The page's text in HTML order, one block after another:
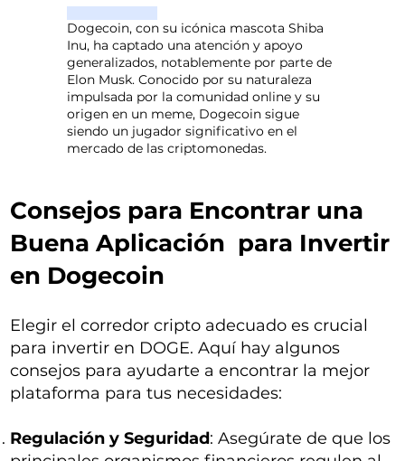
Dogecoin, con su icónica mascota Shiba
Inu, ha captado una atención y apoyo
generalizados, notablemente por parte de
Elon Musk. Conocido por su naturaleza
impulsada por la comunidad online y su
origen en un meme, Dogecoin sigue
siendo un jugador significativo en el
mercado de las criptomonedas.
Consejos para Encontrar una
Buena Aplicación para Invertir
en Dogecoin
Elegir el corredor cripto adecuado es crucial
para invertir en DOGE. Aquí hay algunos
consejos para ayudarte a encontrar la mejor
plataforma para tus necesidades:
Regulación y Seguridad: Asegúrate de que los